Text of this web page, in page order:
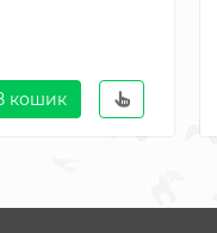
кошик